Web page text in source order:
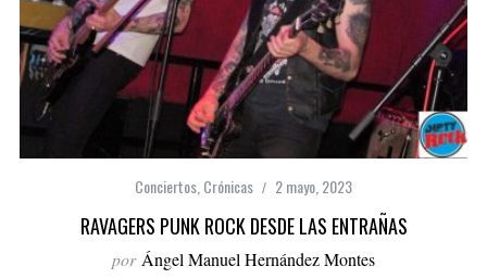
Conciertos Crónicas 2 mayo, 2023
RAVAGERS PUNK ROCK DESDE LAS ENTRAÑAS
por Ángel Manuel Hernández Montes